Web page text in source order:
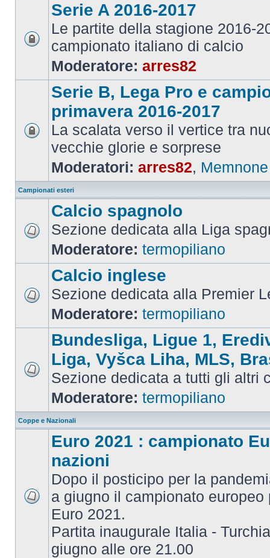
Serie A 2016-2017
Le partite della stagione 2016-
campionato italiano di calcio
Moderatore: arres82
Serie B, Lega Pro e
primavera 2016-2017
La scalata verso il vertice tra
vecchie glorie e sorprese
Moderatori: arres82, Memnone
Campionati esteri
Calcio spagnolo
Sezione dedicata alla Liga
Moderatore: termopiliano
Calcio inglese
Sezione dedicata alla Premier
Moderatore: termopiliano
Bundesliga, Ligue 1,
Liga, Vyšca Liha, MLS,
Sezione dedicata a tutti gli altri
Moderatore: termopiliano
Coppe e Nazionali
Euro 2021 : campionato
nazioni
Dopo il posticipo per la
a giugno il campionato europeo
Euro 2021.
Partita inaugurale Italia -
giugno alle ore 21.00